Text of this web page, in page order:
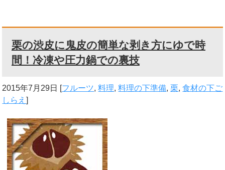
栗の渋皮に鬼皮の簡単な剥き方にゆで時
間！冷凍や圧力鍋での裏技
2015年7月29日 [フルーツ,料理,料理の下準備,栗,食材の下ご
しらえ]